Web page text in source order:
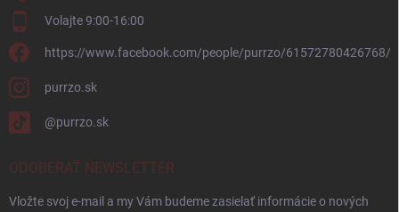
Volajte 9:00-16:00
https://www.facebook.com/people/purrzo/61572780426768/
purrzo.sk
@purrzo.sk
ODOBERAŤ NEWSLETTER
Vložte svoj e-mail a my Vám budeme zasielať informácie o nových